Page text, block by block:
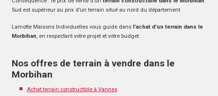
Sud est supérieur au prix d’un terrain situé au nord du département.
Lamotte Maisons Individuelles vous guide dans l’achat d’un terrain dans le
Morbihan, en respectant votre projet et votre budget.
Nos offres de terrain à vendre dans le
Morbihan
Achat terrain constructible à Vannes